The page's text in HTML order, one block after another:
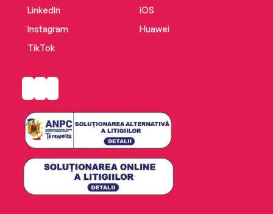
LinkedIn
Instagram
TikTok
iOS
Huawei